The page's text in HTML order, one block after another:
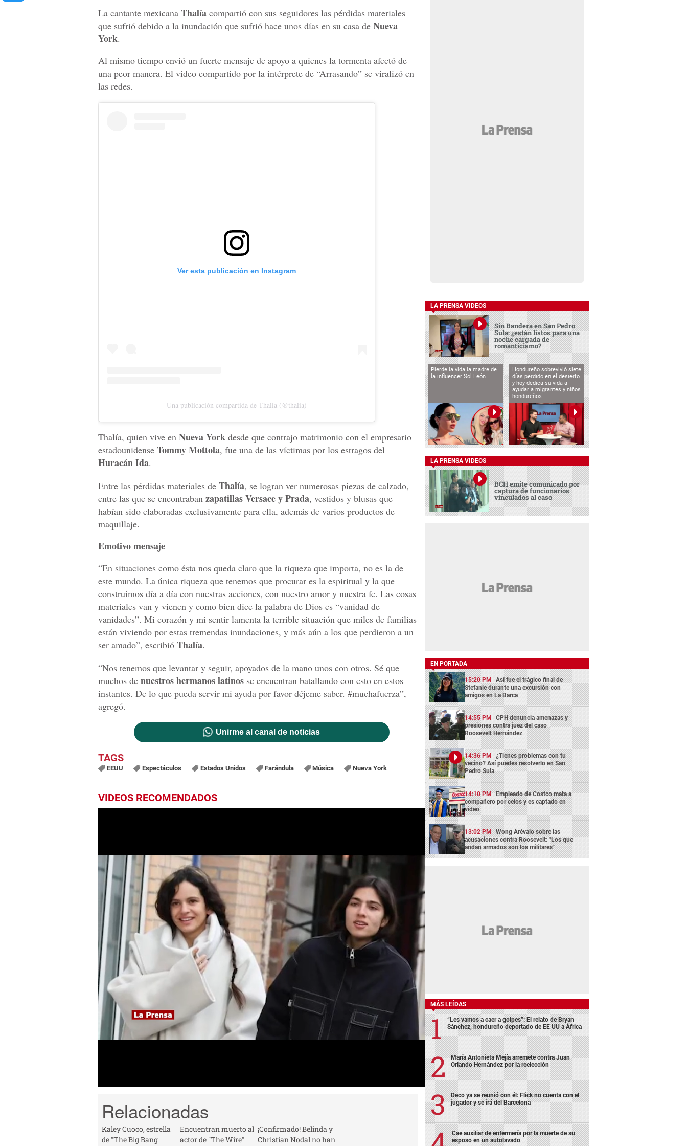
La cantante mexicana Thalía compartió con sus seguidores las pérdidas materiales
que sufrió debido a la inundación que sufrió hace unos días en su casa de Nueva
York.
Al mismo tiempo envió un fuerte mensaje de apoyo a quienes la tormenta afectó de
una peor manera. El video compartido por la intérprete de “Arrasando” se viralizó en
las redes.
Ver esta publicación en Instagram
Una publicación compartida de Thalia (@thalia)
Thalía, quien vive en Nueva York desde que contrajo matrimonio con el empresario
estadounidense Tommy Mottola, fue una de las víctimas por los estragos del
Huracán Ida.
Entre las pérdidas materiales de Thalía, se logran ver numerosas piezas de calzado,
entre las que se encontraban zapatillas Versace y Prada, vestidos y blusas que
habían sido elaboradas exclusivamente para ella, además de varios productos de
maquillaje.
Emotivo mensaje
“En situaciones como ésta nos queda claro que la riqueza que importa, no es la de
este mundo. La única riqueza que tenemos que procurar es la espiritual y la que
construimos día a día con nuestras acciones, con nuestro amor y nuestra fe. Las cosas
materiales van y vienen y como bien dice la palabra de Dios es “vanidad de
vanidades”. Mi corazón y mi sentir lamenta la terrible situación que miles de familias
están viviendo por estas tremendas inundaciones, y más aún a los que perdieron a un
ser amado”, escribió Thalía.
“Nos tenemos que levantar y seguir, apoyados de la mano unos con otros. Sé que
muchos de nuestros hermanos latinos se encuentran batallando con esto en estos
instantes. De lo que pueda servir mi ayuda por favor déjeme saber. #muchafuerza”,
agregó.
Unirme al canal de noticias
EEUU Espectáculos Estados Unidos Farándula Música Nueva York
VIDEOS RECOMENDADOS
0
seconds
of
1
minute,
21
Kaley Cuoco, estrella
de "The Big Bang
Encuentran muerto al
actor de "The Wire"
¡Confirmado! Belinda y
Christian Nodal no han
LA PRENSA VIDEOS
Sin Bandera en San Pedro
Sula: ¿están listos para una
noche cargada de
romanticismo?
Pierde la vida la madre de
la influencer Sol León
Hondureño sobrevivió siete
días perdido en el desierto
y hoy dedica su vida a
ayudar a migrantes y niños
hondureños
LA PRENSA VIDEOS
BCH emite comunicado por
captura de funcionarios
vinculados al caso
EN PORTADA
15:20 PM Así fue el trágico final de
Stefanie durante una excursión con
amigos en La Barca
14:55 PM CPH denuncia amenazas y
presiones contra juez del caso
Roosevelt Hernández
14:36 PM ¿Tienes problemas con tu
vecino? Así puedes resolverlo en San
Pedro Sula
14:10 PM Empleado de Costco mata a
compañero por celos y es captado en
video
13:02 PM Wong Arévalo sobre las
acusaciones contra Roosevelt: "Los que
andan armados son los militares"
MÁS LEÍDAS
“Les vamos a caer a golpes”: El relato de Bryan
Sánchez, hondureño deportado de EE UU a África
María Antonieta Mejía arremete contra Juan
Orlando Hernández por la reelección
Deco ya se reunió con él: Flick no cuenta con el
jugador y se irá del Barcelona
Cae auxiliar de enfermería por la muerte de su
esposo en un autolavado